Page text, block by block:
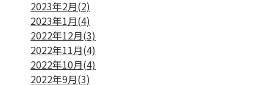
2023年2月(2)
2023年1月(4)
2022年12月(3)
2022年11月(4)
2022年10月(4)
2022年9月(3)